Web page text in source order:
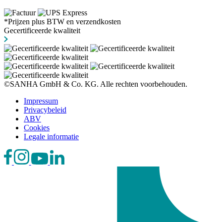
*Prijzen plus BTW en verzendkosten
Gecertificeerde kwaliteit
©SANHA GmbH & Co. KG. Alle rechten voorbehouden.
Impressum
Privacybeleid
ABV
Cookies
Legale informatie